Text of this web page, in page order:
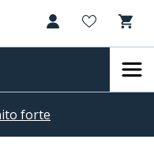
forte